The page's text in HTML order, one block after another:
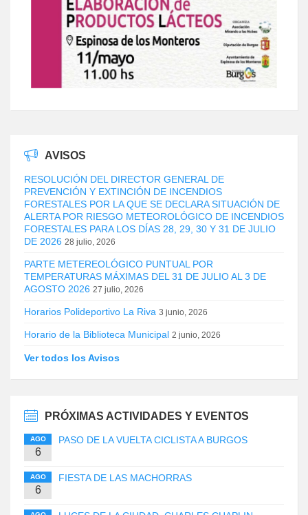
AVISOS
RESOLUCIÓN DEL DIRECTOR GENERAL DE
PREVENCIÓN Y EXTINCIÓN DE INCENDIOS
FORESTALES POR LA QUE SE DECLARA SITUACIÓN DE
ALERTA POR RIESGO METEOROLÓGICO DE INCENDIOS
FORESTALES PARA LOS DÍAS 28, 29, 30 Y 31 DE JULIO
DE 2026 28 julio, 2026
PARTE METEREOLÓGICO PUNTUAL POR
TEMPERATURAS MÁXIMAS DEL 31 DE JULIO AL 3 DE
AGOSTO 2026 27 julio, 2026
Horarios Polideportivo La Riva 3 junio, 2026
Horario de la Biblioteca Municipal 2 junio, 2026
Ver todos los Avisos
PRÓXIMAS ACTIVIDADES Y EVENTOS
AGO
6
PASO DE LA VUELTA CICLISTA A BURGOS
AGO
6
FIESTA DE LAS MACHORRAS